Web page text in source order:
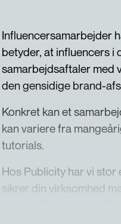
Influencersamarbejder
betyder, at influencers
samarbejdsaftaler med
den gensidige brand-
Konkret kan et
kan variere fra
tutorials.
Hos Publicity har vi
sikrer din virksomhed